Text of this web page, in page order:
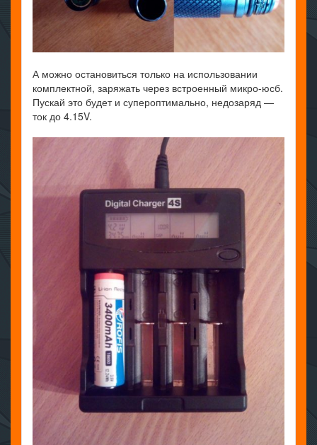
А можно остановиться только на использовании
комплектной, заряжать через встроенный микро-юсб.
Пускай это будет и супероптимально, недозаряд —
ток до 4.15V.